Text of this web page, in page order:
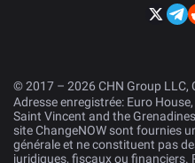
© 2017 – 2026 CHN Group LLC,
Adresse enregistrée: Euro
Saint Vincent and the
site ChangeNOW sont fournies
générale et ne constituent pas
juridiques, fiscaux ou financiers.